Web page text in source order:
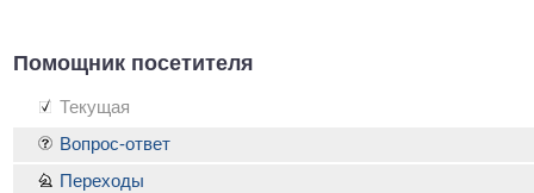
Помощник посетителя
Текущая
Вопрос-ответ
Переходы